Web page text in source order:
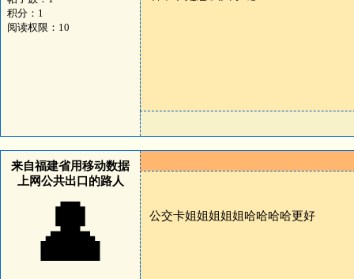
积分：1
阅读权限：10
来自福建省用移动数据
上网公共出口的路人
👤 公交卡姐姐姐姐姐哈哈哈哈更好